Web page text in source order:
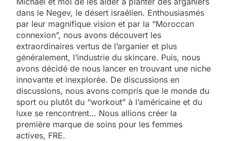
dans le Negev, le désert israélien. Enthousiasmés
par leur magnifique vision et par la “Moroccan
connexion”, nous avons découvert les
extraordinaires vertus de l’arganier et plus
généralement, l’industrie du skincare. Puis, nous
avons décidé de nous lancer en trouvant une niche
innovante et inexplorée. De discussions en
discussions, nous avons compris que le monde du
sport ou plutôt du “workout” à l’américaine et du
luxe se rencontrent… Nous allions créer la
première marque de soins pour les femmes
actives, FRE.